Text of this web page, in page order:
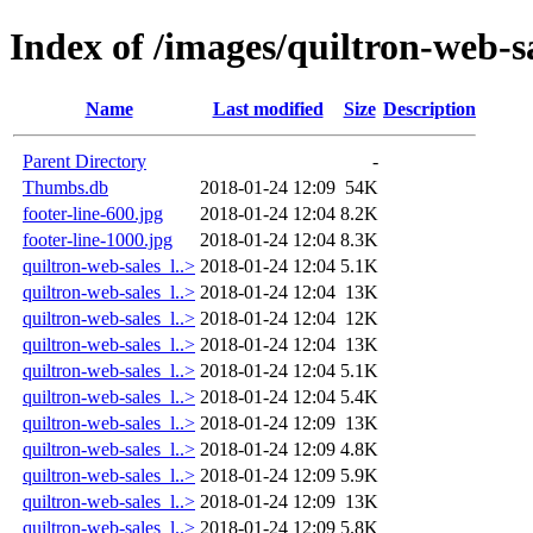
Index of /images/quiltron-web-
Name Last modified Size Description
Parent Directory
-
Thumbs.db
2018-01-24 12:09 54K
footer-line-600.jpg
2018-01-24 12:04 8.2K
footer-line-1000.jpg
2018-01-24 12:04 8.3K
quiltron-web-sales_l..> 2018-01-24 12:04 5.1K
quiltron-web-sales_l..> 2018-01-24 12:04 13K
quiltron-web-sales_l..> 2018-01-24 12:04 12K
quiltron-web-sales_l..> 2018-01-24 12:04 13K
quiltron-web-sales_l..> 2018-01-24 12:04 5.1K
quiltron-web-sales_l..> 2018-01-24 12:04 5.4K
quiltron-web-sales_l..> 2018-01-24 12:09 13K
quiltron-web-sales_l..> 2018-01-24 12:09 4.8K
quiltron-web-sales_l..> 2018-01-24 12:09 5.9K
quiltron-web-sales_l..> 2018-01-24 12:09 13K
quiltron-web-sales_l..> 2018-01-24 12:09 5.8K